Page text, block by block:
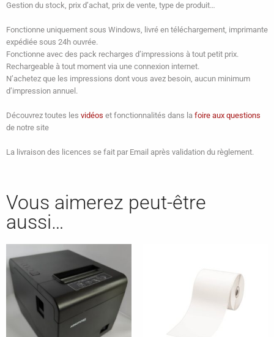
Gestion du stock, prix d’achat, prix de vente, type de produit…
Fonctionne uniquement sous Windows, livré en téléchargement, imprimante
expédiée sous 24h ouvrée.
Fonctionne avec des pack recharges d’impressions à tout petit prix.
Rechargeable à tout moment via une connexion internet.
N’achetez que les impressions dont vous avez besoin, aucun minimum
d’impression annuel.
Découvrez toutes les vidéos et fonctionnalités dans la foire aux questions
de notre site
La livraison des licences se fait par Email après validation du règlement.
Vous aimerez peut-être
aussi…